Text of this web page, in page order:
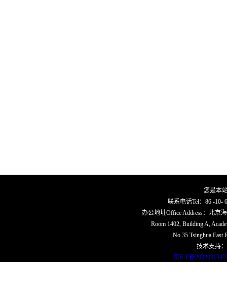
您是本
联系电话Tel：86 -10-
办公地址Office Address：北京
Room 1402, Building A,
No.35 Tsinghua East
技术支持：
京ICP备